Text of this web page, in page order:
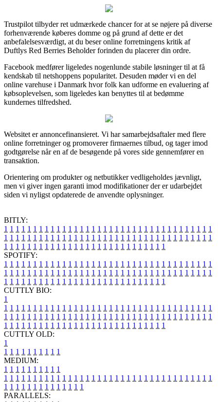
Trustpilot tilbyder ret udmærkede chancer for at se nøjere på diverse
forhenværende køberes domme og på grund af dette er det
anbefalelsesværdigt, at du beser online forretningens kritik af
Duftlys Red Berries Beholder forinden du placerer din ordre.
Facebook medfører ligeledes nogenlunde stabile løsninger til at få
kendskab til netshoppens popularitet. Desuden møder vi en del
online varehuse i Danmark hvor folk kan udforme en evaluering af
købsoplevelsen, som ligeledes kan benyttes til at bedømme
kundernes tilfredshed.
Websitet er annoncefinansieret. Vi har samarbejdsaftaler med flere
online forretninger og promoverer firmaernes tilbud, og tager imod
godtgørelse når en af de besøgende på vores side gennemfører en
transaktion.
Orientering om produkter og netbutikker vedligeholdes jævnligt,
men vi giver ingen garanti imod modifikationer der er udarbejdet
siden vi nyligst opdaterede de anvendte oplysninger.
BITLY:
1 1 1 1 1 1 1 1 1 1 1 1 1 1 1 1 1 1 1 1 1 1 1 1 1 1 1 1 1 1 1 1 1 1 1 1
1 1 1 1 1 1 1 1 1 1 1 1 1 1 1 1 1 1 1 1 1 1 1 1 1 1 1 1 1 1 1 1 1 1 1 1
1 1 1 1 1 1 1 1 1 1 1 1 1 1 1 1 1 1 1 1 1 1 1 1 1 1 1 1
SPOTIFY:
1 1 1 1 1 1 1 1 1 1 1 1 1 1 1 1 1 1 1 1 1 1 1 1 1 1 1 1 1 1 1 1 1 1 1 1
1 1 1 1 1 1 1 1 1 1 1 1 1 1 1 1 1 1 1 1 1 1 1 1 1 1 1 1 1 1 1 1 1 1 1 1
1 1 1 1 1 1 1 1 1 1 1 1 1 1 1 1 1 1 1 1 1 1 1 1 1 1 1 1
CUTTLY BIO:
1
1 1 1 1 1 1 1 1 1 1 1 1 1 1 1 1 1 1 1 1 1 1 1 1 1 1 1 1 1 1 1 1 1 1 1 1
1 1 1 1 1 1 1 1 1 1 1 1 1 1 1 1 1 1 1 1 1 1 1 1 1 1 1 1 1 1 1 1 1 1 1 1
1 1 1 1 1 1 1 1 1 1 1 1 1 1 1 1 1 1 1 1 1 1 1 1 1 1 1 1
CUTTLY OLD:
1
1 1 1 1 1 1 1 1 1 1
MEDIUM:
1 1 1 1 1 1 1 1 1 1
1 1 1 1 1 1 1 1 1 1 1 1 1 1 1 1 1 1 1 1 1 1 1 1 1 1 1 1 1 1 1 1 1 1 1 1
1 1 1 1 1 1 1 1 1 1 1 1 1 1
PARALLELS: